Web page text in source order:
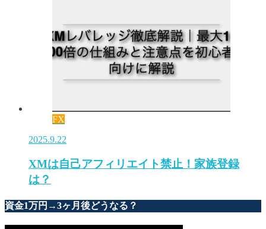
FX
2025.9.22
XMは自己アフィリエイト禁止！家族登録
は？
資金1万円→3ヶ月後どうなる？